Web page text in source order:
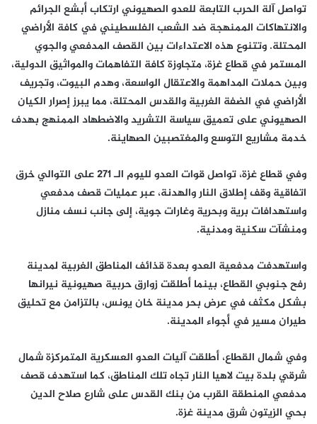
تواصل آلة الحرب التابعة للعدو الصهيوني ارتكاب أبشع الجرائم
والانتهاكات الممنهجة ضد الشعب الفلسطيني في كافة الأراضي
المحتلة. وتتنوع هذه الاعتداءات بين القصف المدفعي والجوي
المستمر في قطاع غزة، متجاوزة كافة التفاهمات والمواثيق الدولية،
وبين حملات المداهمة والاعتقال الواسعة، وهدم البيوت، وتجريف
الأراضي في الضفة الغربية والقدس المحتلة، مما يبرز إصرار الكيان
الصهيوني على تعميق سياسة التشريد والاضطهاد الممنهج بهدف
خدمة مشاريع التوسع والمغتصبين الصهاينة.
وفي قطاع غزة، تواصل قوات العدو لليوم الـ 271 على التوالي خرق
اتفاقية وقف إطلاق النار والهدنة، عبر عمليات قصف مدفعي
واستهدافات برية وبحرية وغارات جوية، إلى جانب نسف منازل
ومنشآت سكنية ومدنية.
واستهدفت مدفعية العدو بعدة قذائف المناطق الغربية لمدينة
رفح جنوبي القطاع، بينما أطلقت زوارق حربية صهيونية نيرانها
بشكل مكثف في عرض بحر مدينة خان يونس، بالتزامن مع تحليق
طيران مسير في أجواء المدينة.
وفي شمال القطاع، أطلقت آليات العدو العسكرية المتمركزة شمال
شرقي بلدة بيت لاهيا النار تجاه تلك المناطق، كما استهدف قصف
مدفعي المنطقة القرب من بنك القدس على شارع صلاح الدين
بحي الزيتون شرق مدينة غزة.